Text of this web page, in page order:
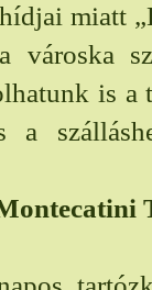
miatt
városka
is a
a